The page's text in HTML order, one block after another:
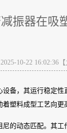
振器在吸
10-22 16:02:36【
备，其运行稳定性
塑料成型工艺向更
的动态匹配。其